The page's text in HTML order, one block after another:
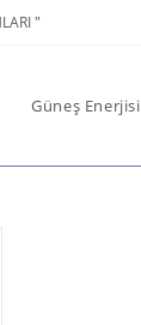
"
Güneş Enerjisi